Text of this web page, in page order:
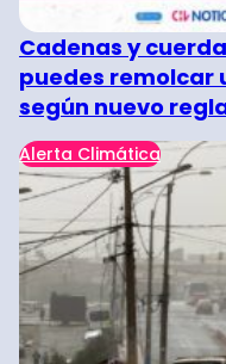
Cadenas y
puedes remolcar
según nuevo
Alerta Climática